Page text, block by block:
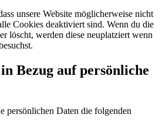
unsere Website möglicherweise nicht
Cookies deaktiviert sind. Wenn du die
löscht, werden diese neuplatziert wenn
Bezug auf persönliche
persönlichen Daten die folgenden